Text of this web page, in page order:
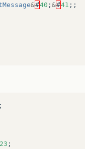
&#40 ; &#41 ;;
;
;